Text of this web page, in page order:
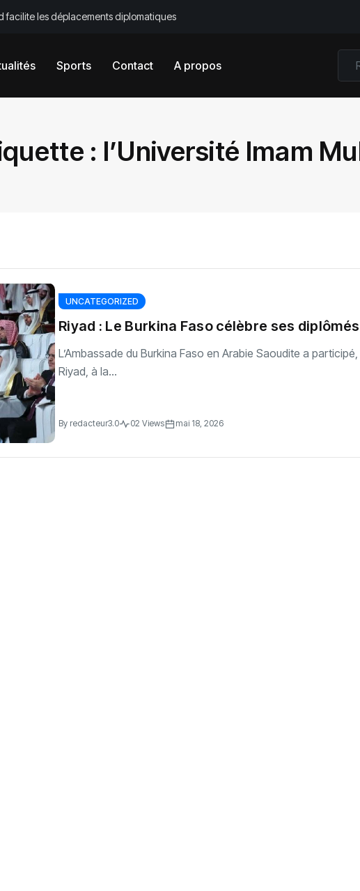
facilite les déplacements diplomatiques
Sports Contact A propos
: l’Université Imam
UNCATEGORIZED
Riyad : Le Burkina Faso célèbre ses diplômés
‎L’Ambassade du Burkina Faso en Arabie Saoudite a
Riyad, à la...
By redacteur3.0 02 Views mai 18, 2026